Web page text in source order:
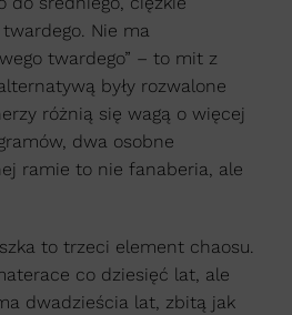
Nie ma
twardego” – to mit z
były rozwalone
różnią się wagą o więcej
dwa osobne
ramie to nie fanaberia, ale
to trzeci element chaosu.
co dziesięć lat, ale
dwadzieścia lat, zbitą jak